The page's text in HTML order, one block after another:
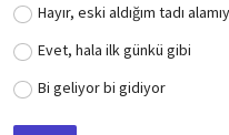
Hayır, eski aldığım tadı
Evet, hala ilk günkü gibi
Bi geliyor bi gidiyor